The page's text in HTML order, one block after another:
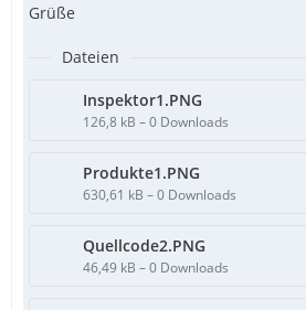
Grüße
Dateien
Inspektor1.PNG
126,8 kB – 0 Downloads
Produkte1.PNG
630,61 kB – 0 Downloads
Quellcode2.PNG
46,49 kB – 0 Downloads